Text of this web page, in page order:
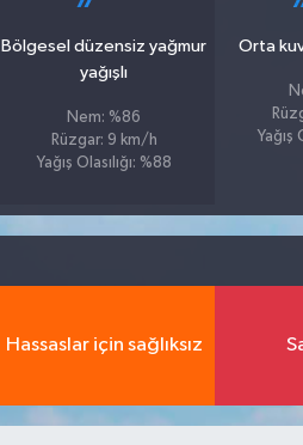
Bölgesel düzensiz yağmur
yağışlı
Nem: %86
Rüzgar: 9 km/h
Yağış Olasılığı: %88
Orta
Yağış
Hassaslar için sağlıksız